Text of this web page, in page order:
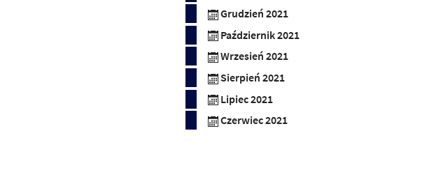
Grudzień 2021
Październik 2021
Wrzesień 2021
Sierpień 2021
Lipiec 2021
Czerwiec 2021